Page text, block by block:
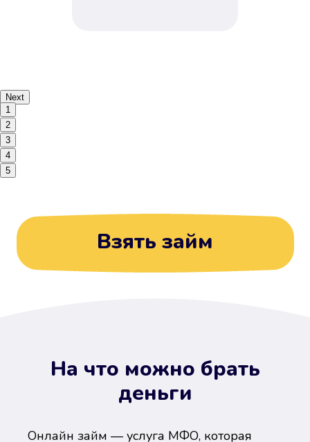
Next
1
2
3
4
5
Взять займ
На что можно брать
деньги
Онлайн займ — услуга МФО, которая